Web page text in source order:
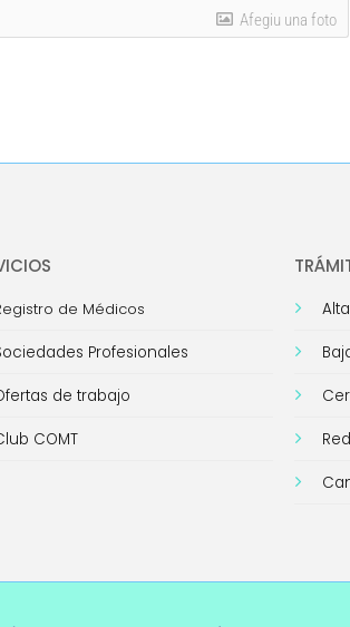
Afegiu una foto
de Médicos
Profesionales
de trabajo
COMT